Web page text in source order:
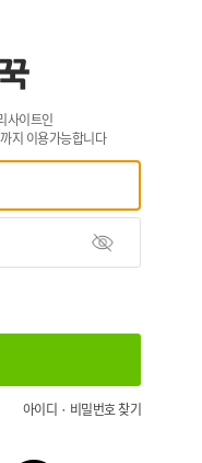
사이트인
지 이용가능합니다
아이디 · 비밀번호 찾기